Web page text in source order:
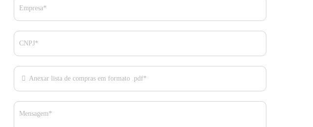
Empresa*
CNPJ*
Anexar lista de compras em formato .pdf*
Mensagem*